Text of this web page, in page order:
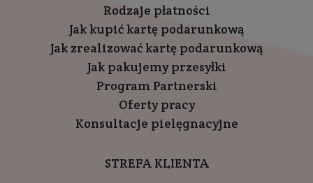
Rodzaje płatności
Jak kupić kartę podarunkową
Jak zrealizować kartę podarunkową
Jak pakujemy przesyłki
Program Partnerski
Oferty pracy
Konsultacje pielęgnacyjne
STREFA KLIENTA